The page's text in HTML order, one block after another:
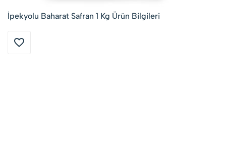
İpekyolu Baharat Safran 1 Kg Ürün Bilgileri